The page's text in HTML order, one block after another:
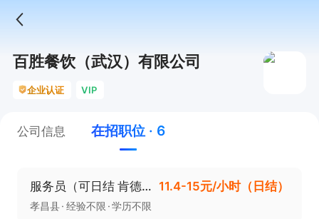
百胜餐饮（武汉）有限公司
企业认证 VIP
公司信息 在招职位 · 6
服务员（可日结 肯德基孝昌-洪花大道店） 11.4-15元/小时（日结）
孝昌县 经验不限 学历不限